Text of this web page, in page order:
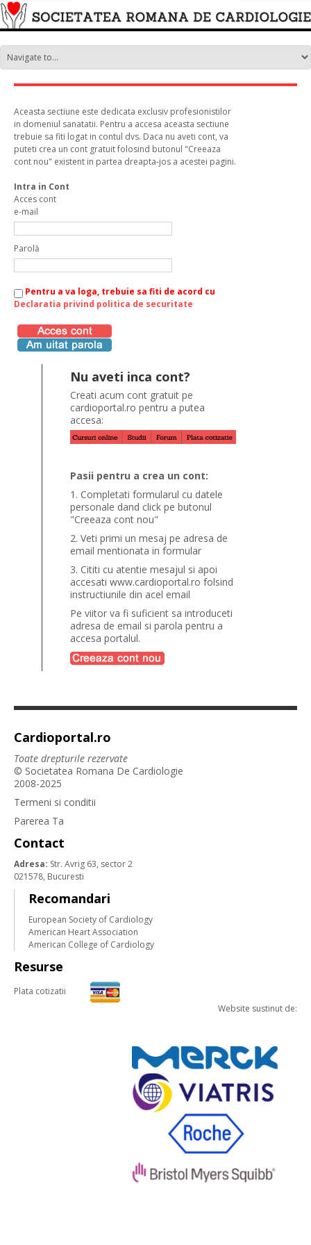
Aceasta sectiune este dedicata exclusiv profesionistilor
in domeniul sanatatii. Pentru a accesa aceasta sectiune
trebuie sa fiti logat in contul dvs. Daca nu aveti cont, va
puteti crea un cont gratuit folosind butonul "Creeaza
cont nou" existent in partea dreapta-jos a acestei pagini.
Intra in Cont
Acces cont
e-mail
Parolă
Pentru a va loga, trebuie sa fiti de acord cu
Declaratia privind politica de securitate
Nu aveti inca cont?
Creati acum cont gratuit pe
cardioportal.ro pentru a putea
accesa:
Pasii pentru a crea un cont:
1. Completati formularul cu datele
personale dand click pe butonul
"Creeaza cont nou"
2. Veti primi un mesaj pe adresa de
email mentionata in formular
3. Cititi cu atentie mesajul si apoi
accesati www.cardioportal.ro folsind
instructiunile din acel email
Pe viitor va fi suficient sa introduceti
adresa de email si parola pentru a
accesa portalul.
Cardioportal.ro
Toate drepturile rezervate
© Societatea Romana De Cardiologie
2008-2025
Termeni si conditii
Parerea Ta
Contact
Adresa: Str. Avrig 63, sector 2
021578, Bucuresti
Recomandari
European Society of Cardiology
American Heart Association
American College of Cardiology
Resurse
Plata cotizatii
Website sustinut de: